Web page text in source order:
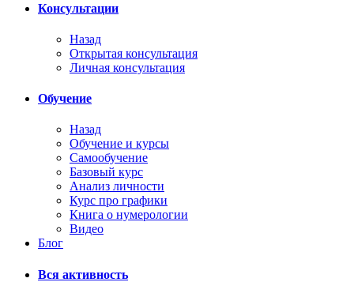
Консультации
Назад
Открытая консультация
Личная консультация
Обучение
Назад
Обучение и курсы
Самообучение
Базовый курс
Анализ личности
Курс про графики
Книга о нумерологии
Видео
Блог
Вся активность